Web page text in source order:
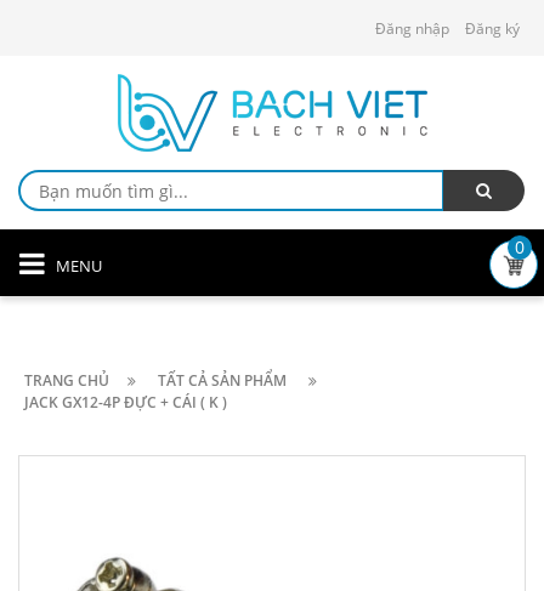
Đăng nhập Đăng ký
MENU
0
TRANG CHỦ
TẤT CẢ SẢN PHẨM
JACK GX12-4P ĐỰC + CÁI ( K )